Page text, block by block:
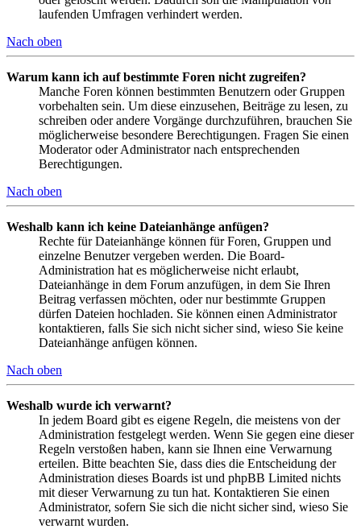
laufenden Umfragen verhindert werden.
Nach oben
Warum kann ich auf bestimmte Foren nicht zugreifen?
Manche Foren können bestimmten Benutzern oder Gruppen
vorbehalten sein. Um diese einzusehen, Beiträge zu lesen, zu
schreiben oder andere Vorgänge durchzuführen, brauchen Sie
möglicherweise besondere Berechtigungen. Fragen Sie einen
Moderator oder Administrator nach entsprechenden
Berechtigungen.
Nach oben
Weshalb kann ich keine Dateianhänge anfügen?
Rechte für Dateianhänge können für Foren, Gruppen und
einzelne Benutzer vergeben werden. Die Board-
Administration hat es möglicherweise nicht erlaubt,
Dateianhänge in dem Forum anzufügen, in dem Sie Ihren
Beitrag verfassen möchten, oder nur bestimmte Gruppen
dürfen Dateien hochladen. Sie können einen Administrator
kontaktieren, falls Sie sich nicht sicher sind, wieso Sie keine
Dateianhänge anfügen können.
Nach oben
Weshalb wurde ich verwarnt?
In jedem Board gibt es eigene Regeln, die meistens von der
Administration festgelegt werden. Wenn Sie gegen eine dieser
Regeln verstoßen haben, kann sie Ihnen eine Verwarnung
erteilen. Bitte beachten Sie, dass dies die Entscheidung der
Administration dieses Boards ist und phpBB Limited nichts
mit dieser Verwarnung zu tun hat. Kontaktieren Sie einen
Administrator, sofern Sie sich die nicht sicher sind, wieso Sie
verwarnt wurden.